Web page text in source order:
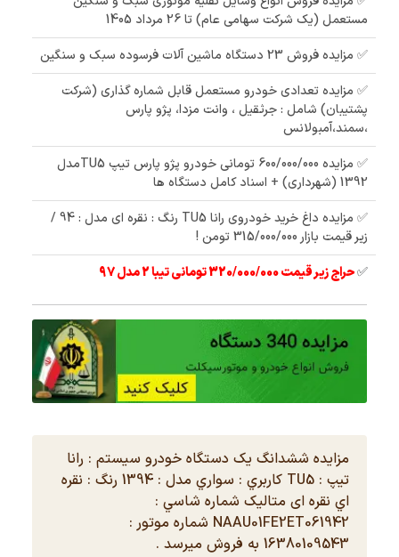
مستعمل (یک شرکت سهامی عام) تا 26 مرداد 1405
✅ مزایده فروش 23 دستگاه ماشین آلات فرسوده سبک و سنگین
✅ مزایده تعدادی خودرو مستعمل قابل شماره گذاری (شرکت
پشتیبان) شامل : جرثقیل ، وانت مزدا، پژو پارس
،سمند،آمبولانس
✅ مزایده 600/000/000 تومانی خودرو پژو پارس تیپ TU5مدل
1392 (شهرداری) + اسناد کامل دستگاه ها
✅ مزایده داغ خرید خودروی رانا TU5 رنگ : نقره ای مدل : 94 /
زیر قیمت بازار 315/000/000 تومن !
✅حراج زیر قیمت 320/000/000 تومانی تیبا 2 مدل 97
مزایده ششدانگ یک دستگاه خودرو سیستم : رانا
تیپ : TU5 كاربري : سواري مدل : 1394 رنگ : نقره
اي نقره ای متالیک شماره شاسي :
NAAU01FE2ET061942 شماره موتور :
16380109543 به فروش میرسد .